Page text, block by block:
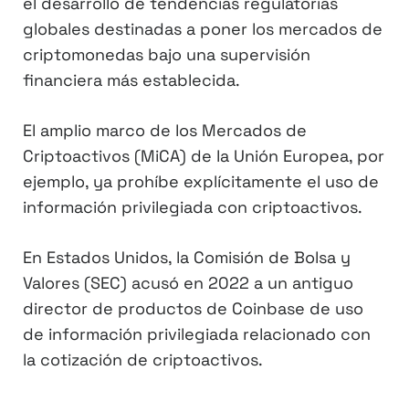
globales destinadas a poner los mercados de
criptomonedas bajo una supervisión
financiera más establecida.
El amplio marco de los Mercados de
Criptoactivos (MiCA) de la Unión Europea, por
ejemplo, ya prohíbe explícitamente el uso de
información privilegiada con criptoactivos.
En Estados Unidos, la Comisión de Bolsa y
Valores (SEC) acusó en 2022 a un antiguo
director de productos de Coinbase de uso
de información privilegiada relacionado con
la cotización de criptoactivos.